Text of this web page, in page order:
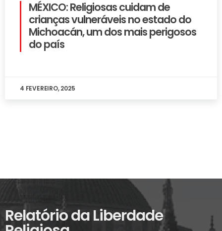
MÉXICO: Religiosas cuidam de
crianças vulneráveis no estado do
Michoacán, um dos mais perigosos
do país
4 FEVEREIRO, 2025
Relatório da Liberdade